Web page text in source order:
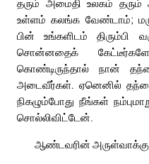
உள்ளம் கலங்க வேண்டாம்;
பின் உங்களிடம் திரும்பி
சொன்னதைக்
கொண்டிருந்தால் நான்
அடைவீர்கள். ஏனெனில்
நிகழும்போது நீங்கள்
சொல்லிவிட்டேன்.
ஆண்டவரின்